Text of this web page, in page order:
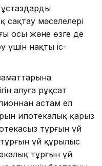
мәселелері
осы және өзге де
үшін нақты іс-
алуға рұқсат
астам ел
ипотекалық қарыз
тұрғын үй
үй құрылыс
тұрғын үй